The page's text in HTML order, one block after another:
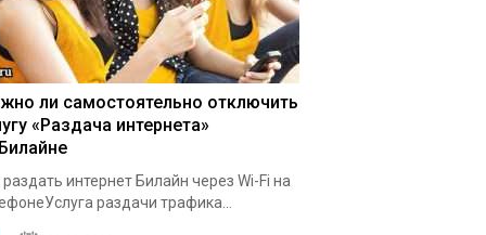
ли самостоятельно отключить
«Раздача интернета»
раздать интернет Билайн через Wi-Fi на
раздачи трафика...